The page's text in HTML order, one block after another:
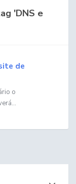
'DNS e
de
o